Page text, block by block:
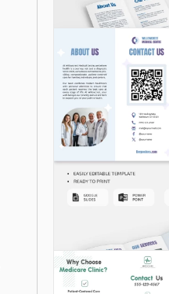
Brochure
bleue et
Google Slides